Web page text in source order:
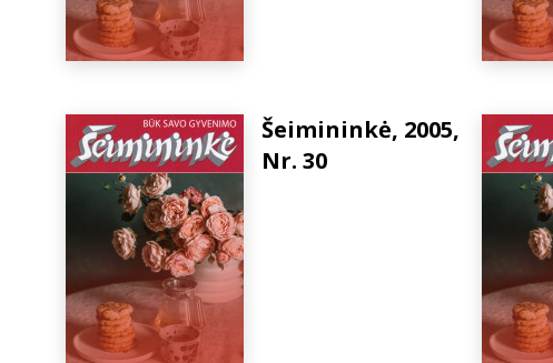
Šeimininkė, 2005,
Nr. 30